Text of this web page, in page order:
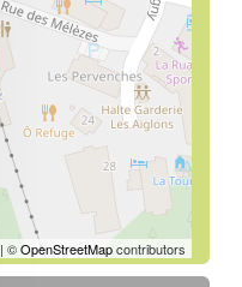
| ©OpenStreetMapcontributors